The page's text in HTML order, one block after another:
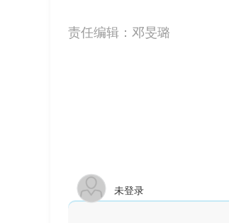
责任编辑： 邓旻璐
未登录